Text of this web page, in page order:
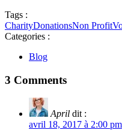
Tags :
CharityDonationsNon Profit
Categories :
Blog
3 Comments
April dit :
avril 18, 2017 à 2:00 pm